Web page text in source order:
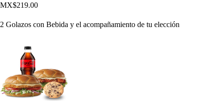
MX$219.00
2 Golazos con Bebida y el acompañamiento de tu elección